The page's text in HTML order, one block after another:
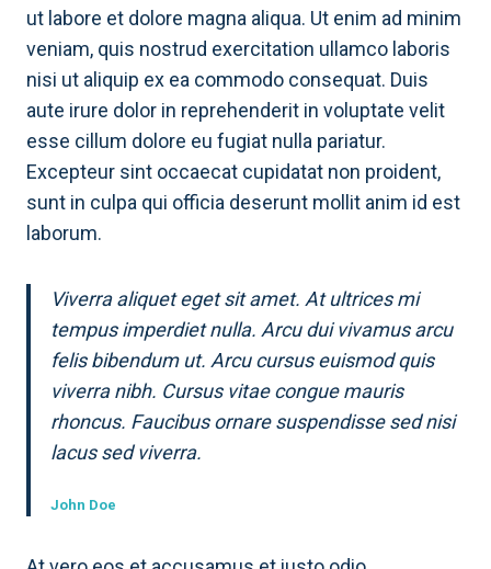
ut labore et dolore magna aliqua. Ut enim ad minim
veniam, quis nostrud exercitation ullamco laboris
nisi ut aliquip ex ea commodo consequat. Duis
aute irure dolor in reprehenderit in voluptate velit
esse cillum dolore eu fugiat nulla pariatur.
Excepteur sint occaecat cupidatat non proident,
sunt in culpa qui officia deserunt mollit anim id est
laborum.
Viverra aliquet eget sit amet. At ultrices mi
tempus imperdiet nulla. Arcu dui vivamus arcu
felis bibendum ut. Arcu cursus euismod quis
viverra nibh. Cursus vitae congue mauris
rhoncus. Faucibus ornare suspendisse sed nisi
lacus sed viverra.
John Doe